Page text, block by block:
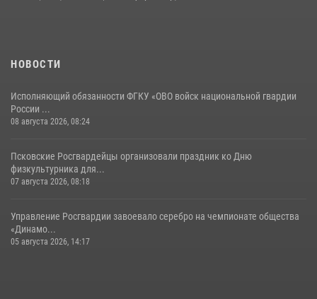
23 июля 2026, 13:19
НОВОСТИ
Исполняющий обязанности ФГКУ «ОВО войск национальной гвардии
России ...
08 августа 2026, 08:24
Псковские Росгвардейцы организовали праздник ко Дню
физкультурника для...
07 августа 2026, 08:18
Управление Росгвардии завоевало серебро на чемпионате общества
«Динамо...
05 августа 2026, 14:17